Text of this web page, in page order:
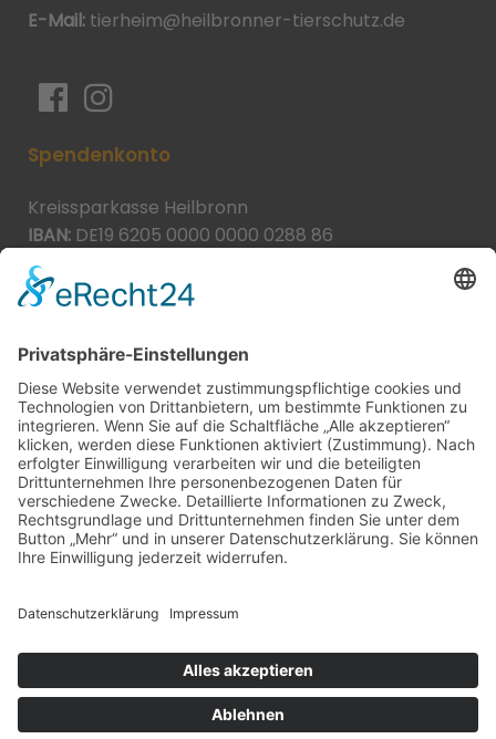
E-Mail: tierheim@heilbronner-tierschutz.de
Spendenkonto
Kreissparkasse Heilbronn
IBAN: DE19 6205 0000 0000 0288 86
BIC:
Spende direkt via PayPal
JETZT SPENDEN
paypal@heilbronner-tierschutz.de
© 2021Systemhaus JOAM
Datenschutzerklärung